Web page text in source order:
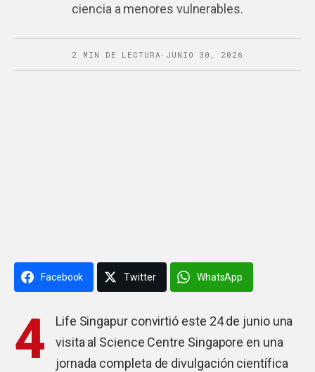
ciencia a menores vulnerables.
2 MIN DE LECTURA · JUNIO 30, 2026
Facebook Twitter WhatsApp
4 Life Singapur convirtió este 24 de junio una
visita al Science Centre Singapore en una
jornada completa de divulgación científica